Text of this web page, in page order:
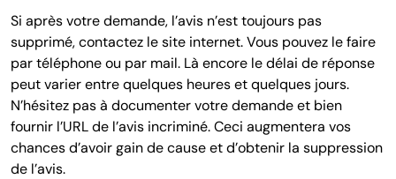
Si après votre demande, l’avis n’est toujours pas
supprimé, contactez le site internet. Vous pouvez le faire
par téléphone ou par mail. Là encore le délai de réponse
peut varier entre quelques heures et quelques jours.
N’hésitez pas à documenter votre demande et bien
fournir l’URL de l’avis incriminé. Ceci augmentera vos
chances d’avoir gain de cause et d’obtenir la suppression
de l’avis.